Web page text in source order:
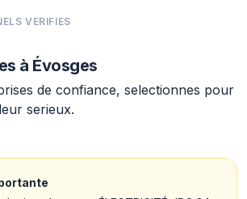
VERIFIES
à Évosges
de confiance, selectionnes pour
serieux.